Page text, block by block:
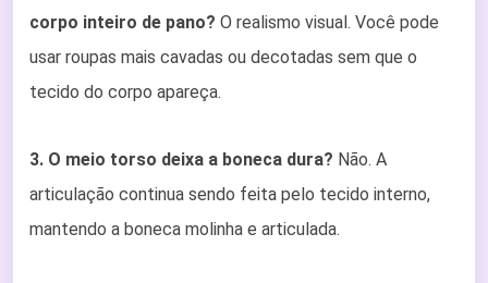
corpo inteiro de pano? O realismo visual. Você pode
usar roupas mais cavadas ou decotadas sem que o
tecido do corpo apareça.
3. O meio torso deixa a boneca dura? Não. A
articulação continua sendo feita pelo tecido interno,
mantendo a boneca molinha e articulada.